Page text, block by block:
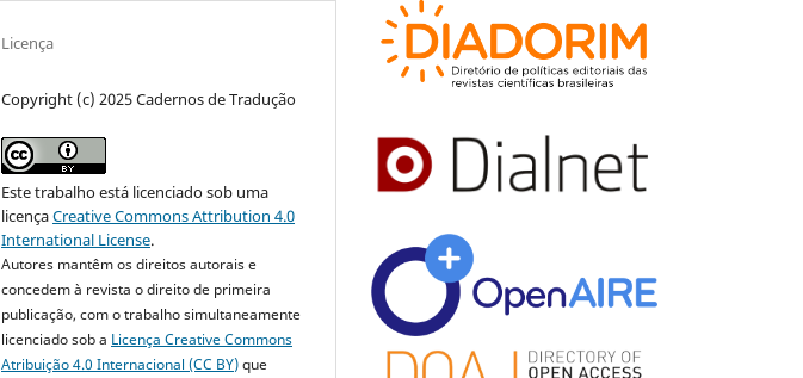
Licença
Copyright (c) 2025 Cadernos de Tradução
Este trabalho está licenciado sob uma
licençaCreative Commons Attribution 4.0
International License.
Autores mantêm os direitos autorais e
concedem à revista o direito de primeira
publicação, com o trabalho simultaneamente
licenciado sob a Licença Creative Commons
Atribuição 4.0 Internacional (CC BY)que